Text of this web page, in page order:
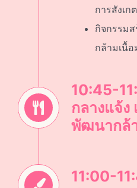
การสังเ
กิจกรรม
กล้ามเนื้อ
10:45-
กลางแจ้ง
พัฒนากล้
11:00-